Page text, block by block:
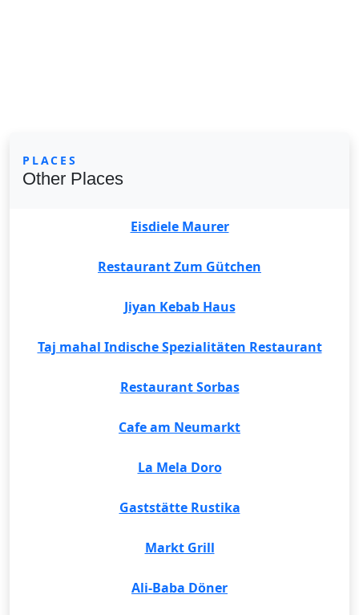
PLACES
Other Places
Eisdiele Maurer
Restaurant Zum Gütchen
Jiyan Kebab Haus
Taj mahal Indische Spezialitäten Restaurant
Restaurant Sorbas
Cafe am Neumarkt
La Mela Doro
Gaststätte Rustika
Markt Grill
Ali-Baba Döner